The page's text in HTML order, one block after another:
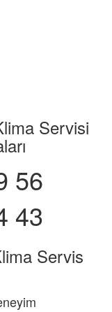
Servisi
56
43
Servis